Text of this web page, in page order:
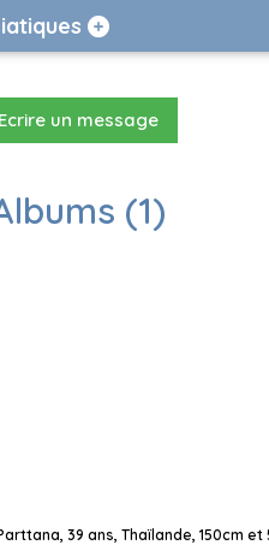
Ecrire un message
(1)
39 ans, Thaïlande, 150cm et